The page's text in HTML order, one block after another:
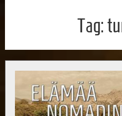
Tag: